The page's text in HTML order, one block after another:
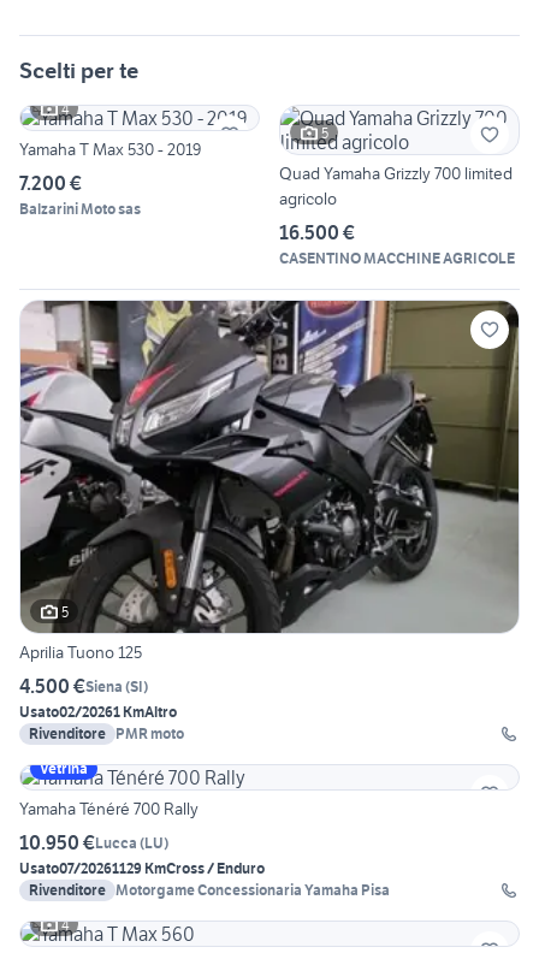
Scelti per te
4
Yamaha T Max 530 - 2019
7.200 €
Balzarini Moto sas
5
Quad Yamaha Grizzly 700 limited
agricolo
16.500 €
CASENTINO MACCHINE AGRICOLE
5
Aprilia Tuono 125
4.500 €Siena (SI)
Usato02/20261 KmAltro
Rivenditore PMR moto
Vetrina
Yamaha Ténéré 700 Rally
10.950 €Lucca (LU)
Usato07/20261129 KmCross / Enduro
Rivenditore Motorgame Concessionaria Yamaha Pisa
4